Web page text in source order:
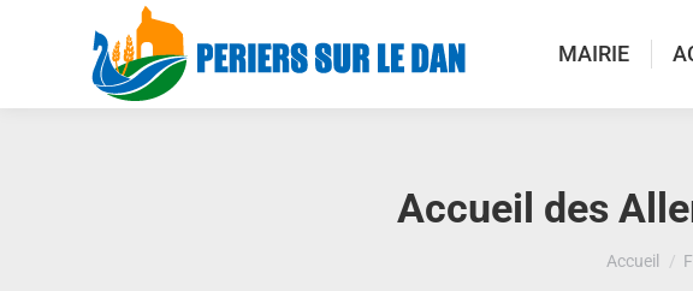
MAIRIE
Accueil des
Vous êtes
Accueil